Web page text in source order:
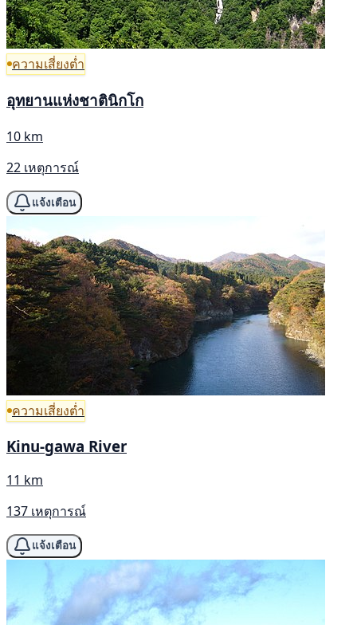
ความเสี่ยงต่ำ
อุทยานแห่งชาตินิกโก
10 km
22 เหตุการณ์
แจ้งเตือน
ความเสี่ยงต่ำ
Kinu-gawa River
11 km
137 เหตุการณ์
แจ้งเตือน